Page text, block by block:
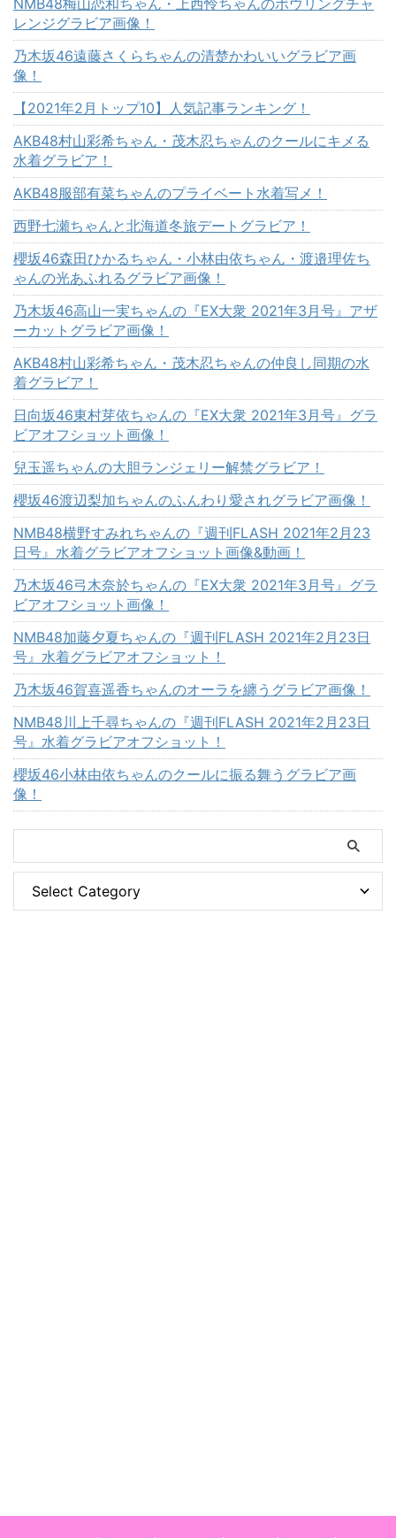
レンジグラビア画像！
乃木坂46遠藤さくらちゃんの清楚かわいいグラビア画
像！
【2021年2月トップ10】人気記事ランキング！
AKB48村山彩希ちゃん・茂木忍ちゃんのクールにキメる
水着グラビア！
AKB48服部有菜ちゃんのプライベート水着写メ！
西野七瀬ちゃんと北海道冬旅デートグラビア！
櫻坂46森田ひかるちゃん・小林由依ちゃん・渡邉理佐ち
ゃんの光あふれるグラビア画像！
乃木坂46高山一実ちゃんの『EX大衆 2021年3月号』アザ
ーカットグラビア画像！
AKB48村山彩希ちゃん・茂木忍ちゃんの仲良し同期の水
着グラビア！
日向坂46東村芽依ちゃんの『EX大衆 2021年3月号』グラ
ビアオフショット画像！
兒玉遥ちゃんの大胆ランジェリー解禁グラビア！
櫻坂46渡辺梨加ちゃんのふんわり愛されグラビア画像！
NMB48横野すみれちゃんの『週刊FLASH 2021年2月23
日号』水着グラビアオフショット画像&動画！
乃木坂46弓木奈於ちゃんの『EX大衆 2021年3月号』グラ
ビアオフショット画像！
NMB48加藤夕夏ちゃんの『週刊FLASH 2021年2月23日
号』水着グラビアオフショット！
乃木坂46賀喜遥香ちゃんのオーラを纏うグラビア画像！
NMB48川上千尋ちゃんの『週刊FLASH 2021年2月23日
号』水着グラビアオフショット！
櫻坂46小林由依ちゃんのクールに振る舞うグラビア画
像！